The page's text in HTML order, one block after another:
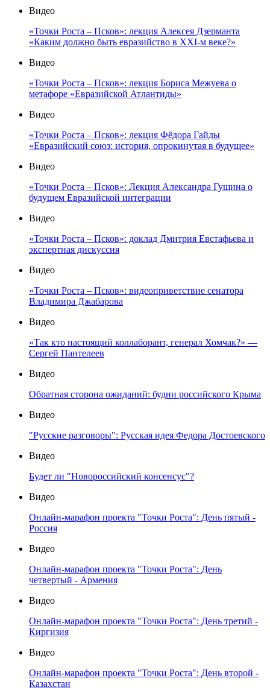
Видео
«Точки Роста – Псков»: лекция Алексея Дзерманта
«Каким должно быть евразийство в XXI-м веке?»
Видео
«Точки Роста – Псков»: лекция Бориса Межуева о
метафоре «Евразийской Атлантиды»
Видео
«Точки Роста – Псков»: лекция Фёдора Гайды
«Евразийский союз: история, опрокинутая в будущее»
Видео
«Точки Роста – Псков»: Лекция Александра Гущина о
будущем Евразийской интеграции
Видео
«Точки Роста – Псков»: доклад Дмитрия Евстафьева и
экспертная дискуссия
Видео
«Точки Роста – Псков»: видеоприветствие сенатора
Владимира Джабарова
Видео
«Так кто настоящий коллаборант, генерал Хомчак?» —
Сергей Пантелеев
Видео
Обратная сторона ожиданий: будни российского Крыма
Видео
"Русские разговоры": Русская идея Федора Достоевского
Видео
Будет ли "Новороссийский консенсус"?
Видео
Онлайн-марафон проекта "Точки Роста": День пятый -
Россия
Видео
Онлайн-марафон проекта "Точки Роста": День
четвертый - Армения
Видео
Онлайн-марафон проекта "Точки Роста": День третий -
Киргизия
Видео
Онлайн-марафон проекта "Точки Роста": День второй -
Казахстан